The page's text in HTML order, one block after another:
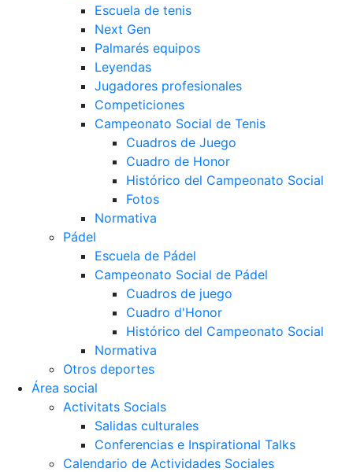
Escuela de tenis
Next Gen
Palmarés equipos
Leyendas
Jugadores profesionales
Competiciones
Campeonato Social de Tenis
Cuadros de Juego
Cuadro de Honor
Histórico del Campeonato Social
Fotos
Normativa
Pádel
Escuela de Pádel
Campeonato Social de Pádel
Cuadros de juego
Cuadro d'Honor
Histórico del Campeonato Social
Normativa
Otros deportes
Área social
Activitats Socials
Salidas culturales
Conferencias e Inspirational Talks
Calendario de Actividades Sociales